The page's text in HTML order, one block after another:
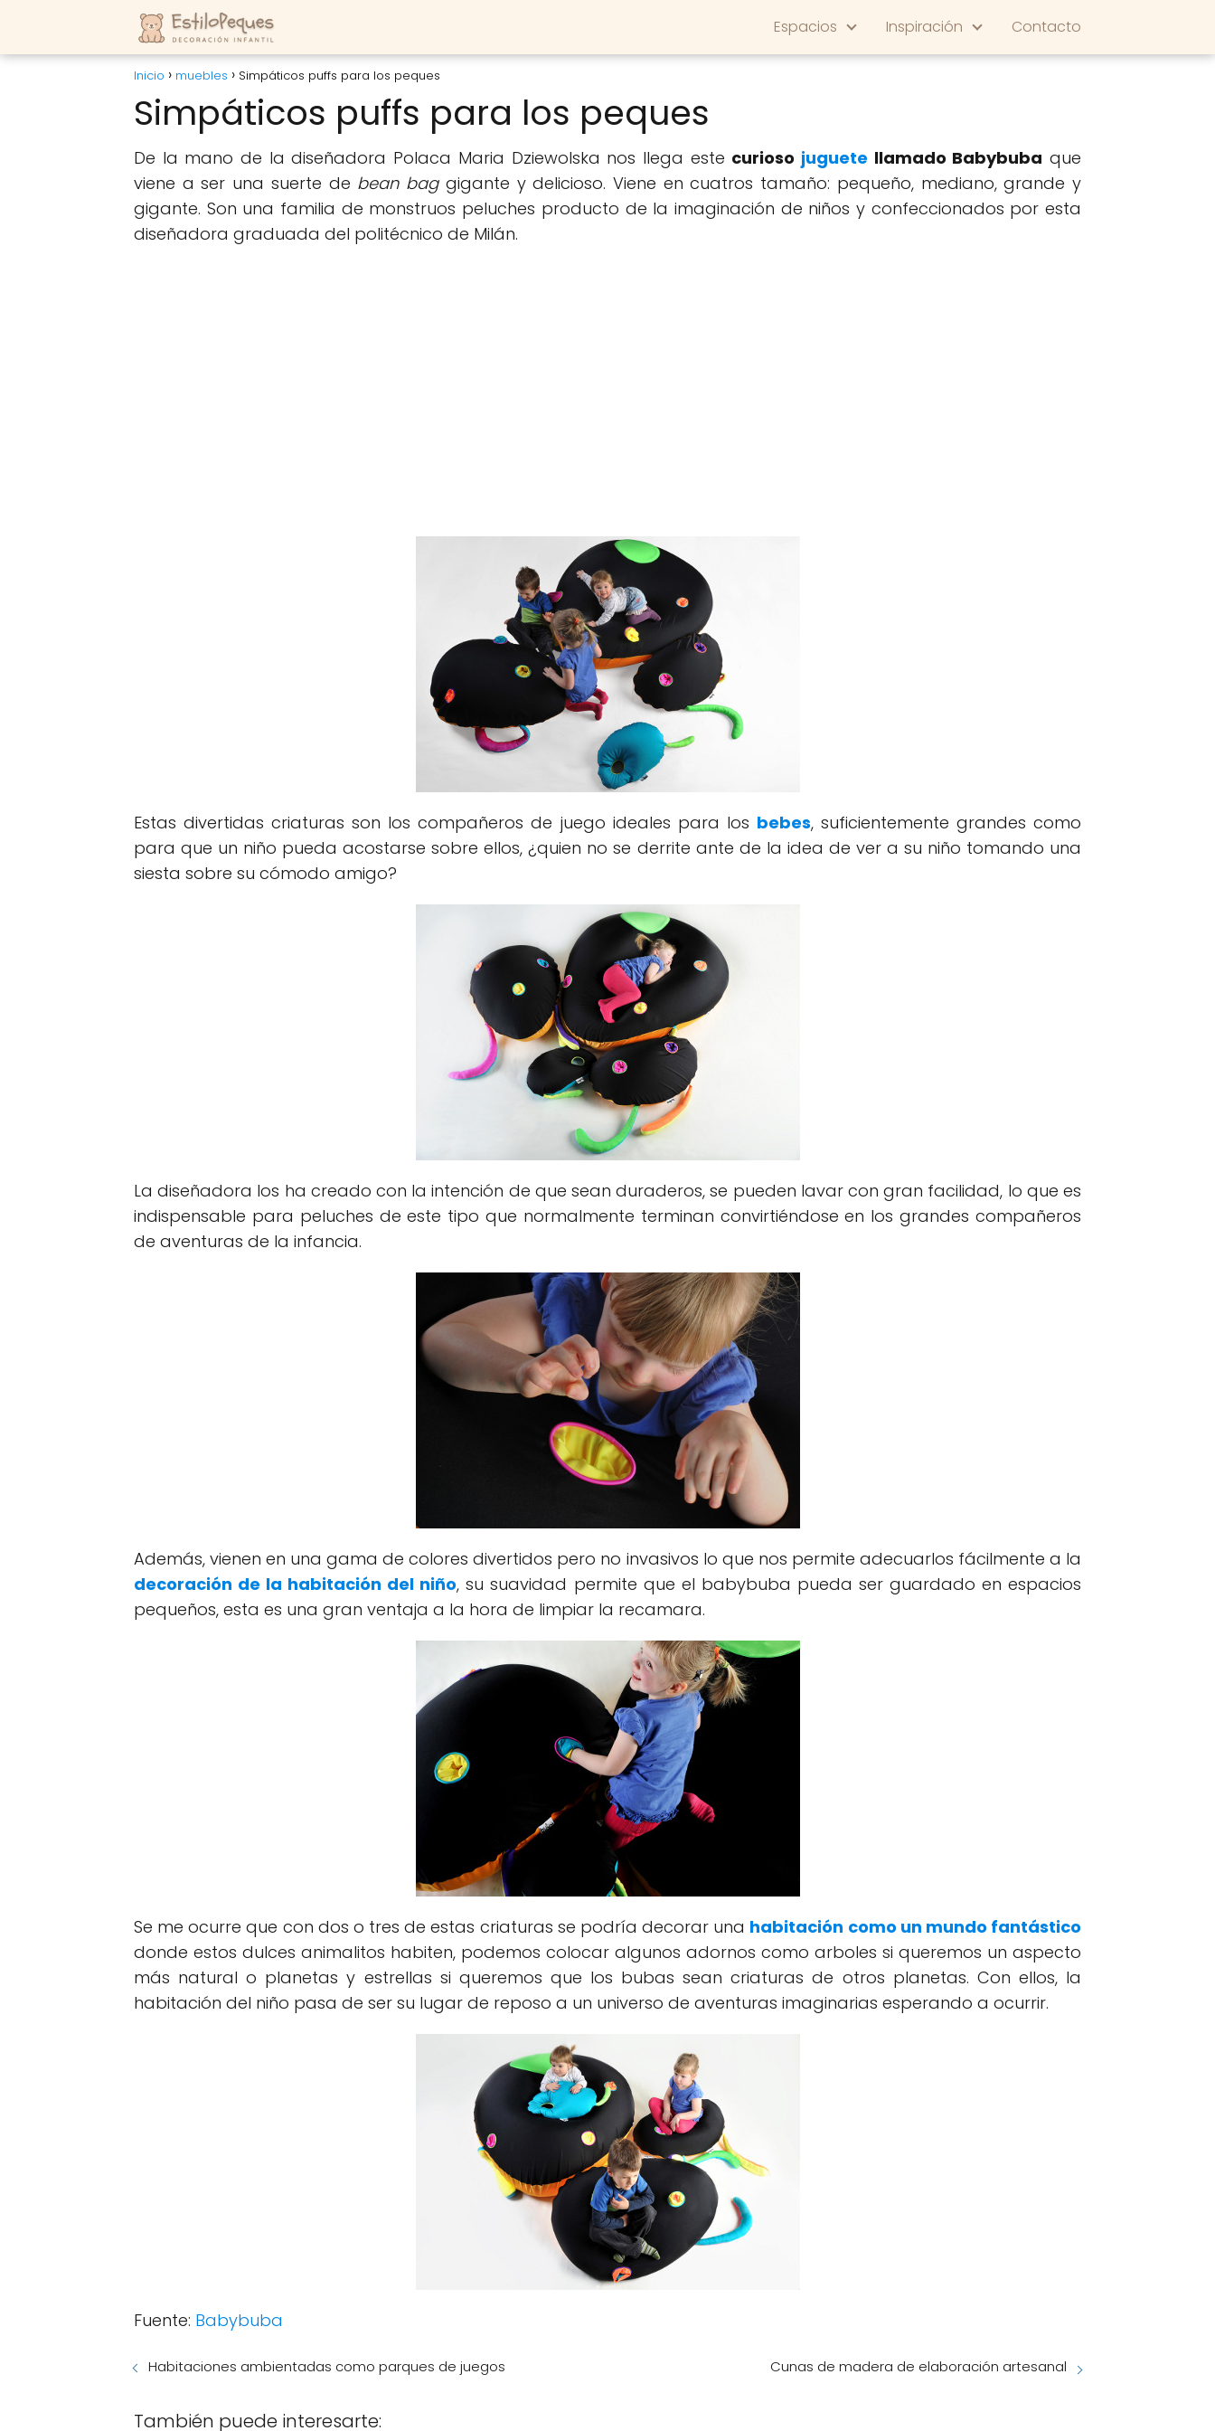
Espacios Inspiración Contacto
Inicio muebles Simpáticos puffs para los peques
Simpáticos puffs para los peques
De la mano de la diseñadora Polaca Maria Dziewolska nos llega este curioso juguete llamado Babybuba que
viene a ser una suerte de bean baggigante y delicioso. Viene en cuatros tamaño: pequeño, mediano, grande y
gigante. Son una familia de monstruos peluches producto de la imaginación de niños y confeccionados por esta
diseñadora graduada del politécnico de Milán.
Estas divertidas criaturas son los compañeros de juego ideales para los bebes, suficientemente grandes como
para que un niño pueda acostarse sobre ellos, ¿quien no se derrite ante de la idea de ver a su niño tomando una
siesta sobre su cómodo amigo?
La diseñadora los ha creado con la intención de que sean duraderos, se pueden lavar con gran facilidad, lo que es
indispensable para peluches de este tipo que normalmente terminan convirtiéndose en los grandes compañeros
de aventuras de la infancia.
Además, vienen en una gama de colores divertidos pero no invasivos lo que nos permite adecuarlos fácilmente a la
decoración de la habitación del niño, su suavidad permite que el babybuba pueda ser guardado en espacios
pequeños, esta es una gran ventaja a la hora de limpiar la recamara.
Se me ocurre que con dos o tres de estas criaturas se podría decorar una habitación como un mundo fantástico
donde estos dulces animalitos habiten, podemos colocar algunos adornos como arboles si queremos un aspecto
más natural o planetas y estrellas si queremos que los bubas sean criaturas de otros planetas. Con ellos, la
habitación del niño pasa de ser su lugar de reposo a un universo de aventuras imaginarias esperando a ocurrir.
Fuente: Babybuba
Habitaciones ambientadas como parques de juegos Cunas de madera de elaboración artesanal
También puede interesarte: